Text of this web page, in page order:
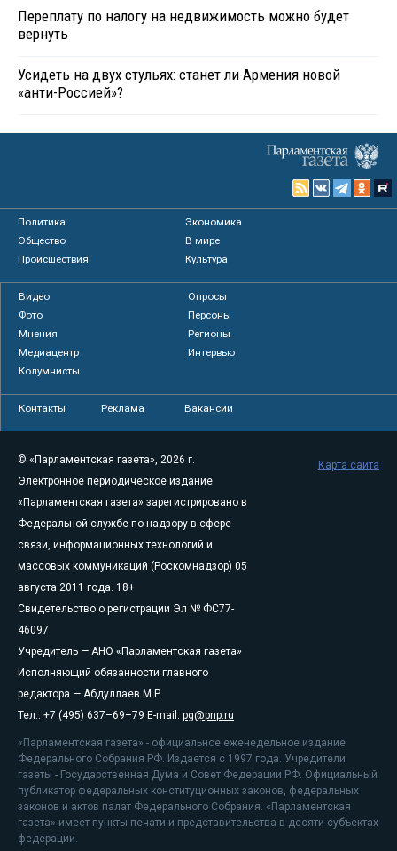
Переплату по налогу на недвижимость можно будет
вернуть
Усидеть на двух стульях: станет ли Армения новой
«анти-Россией»?
Политика
Экономика
Общество
В мире
Происшествия
Культура
Видео
Опросы
Фото
Персоны
Мнения
Регионы
Медиацентр
Интервью
Колумнисты
Контакты Реклама Вакансии
© «Парламентская газета», 2026 г.
Электронное периодическое издание
«Парламентская газета» зарегистрировано в
Федеральной службе по надзору в сфере
связи, информационных технологий и
массовых коммуникаций (Роскомнадзор) 05
августа 2011 года. 18+
Свидетельство о регистрации Эл № ФС77-
46097
Учредитель — АНО «Парламентская газета»
Исполняющий обязанности главного
редактора — Абдуллаев М.Р.
Тел.: +7 (495) 637–69–79 E-mail: pg@pnp.ru
«Парламентская газета» - официальное еженедельное издание
Федерального Собрания РФ. Издается с 1997 года. Учредители
газеты - Государственная Дума и Совет Федерации РФ. Официальный
публикатор федеральных конституционных законов, федеральных
законов и актов палат Федерального Собрания. «Парламентская
газета» имеет пункты печати и представительства в десяти субъектах
федерации.
Карта сайта